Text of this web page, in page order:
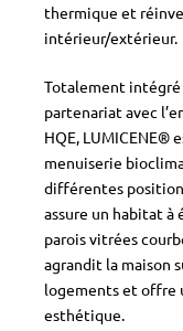
thermique et
intérieur/extérieur.
Totalement
partenariat avec
HQE, LUMICENE®
menuiserie
différentes
assure un habitat à
parois vitrées
agrandit la maison
logements et offre
esthétique.